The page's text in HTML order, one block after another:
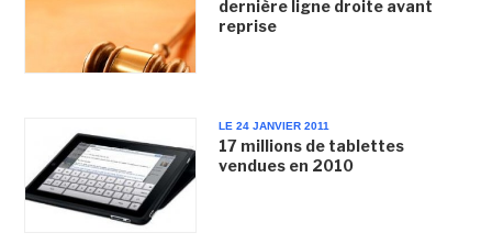
dernière ligne droite avant
reprise
LE 24 JANVIER 2011
17 millions de tablettes
vendues en 2010